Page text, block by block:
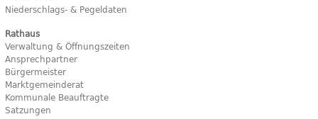
Niederschlags- & Pegeldaten
Rathaus
Verwaltung & Öffnungszeiten
Ansprechpartner
Bürgermeister
Marktgemeinderat
Kommunale Beauftragte
Satzungen